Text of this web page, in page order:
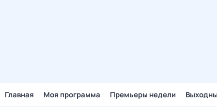
Главная Моя программа Премьеры недели